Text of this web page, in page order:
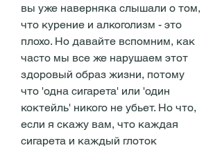
вы уже наверняка слышали о том,
что курение и алкоголизм - это
плохо. Но давайте вспомним, как
часто мы все же нарушаем этот
здоровый образ жизни, потому
что 'одна сигарета' или 'один
коктейль' никого не убьет. Но что,
если я скажу вам, что каждая
сигарета и каждый глоток